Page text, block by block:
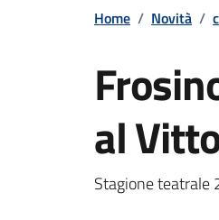
Home / Novità /
al
Dettagli
Stagione